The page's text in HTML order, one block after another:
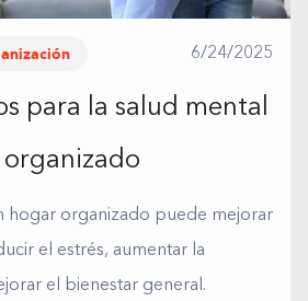
6/24/2025
para la salud mental
hogar organizado puede mejorar
el estrés, aumentar la
el bienestar general.